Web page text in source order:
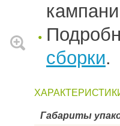
сборки.
Габариты